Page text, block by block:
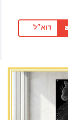
דוא״ל